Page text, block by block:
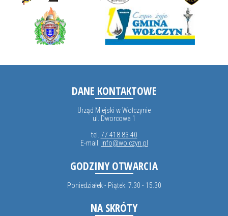
DANE KONTAKTOWE
Urząd Miejski w Wołczynie
ul. Dworcowa 1
tel. 77 418 83 40
E-mail: info@wolczyn.pl
GODZINY OTWARCIA
Poniedziałek - Piątek: 7.30 - 15.30
NA SKRÓTY